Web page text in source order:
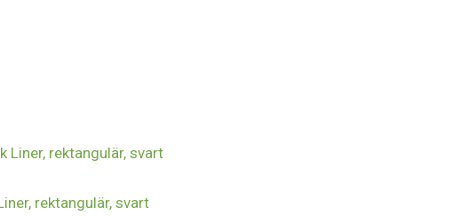
rektangulär, svart